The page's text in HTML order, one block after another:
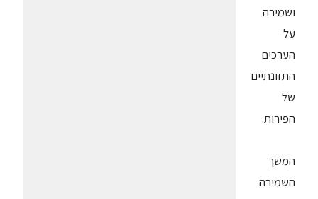
ושמירה
על
הערכים
התזונתיים
של
הפירות.
המשך
השמירה